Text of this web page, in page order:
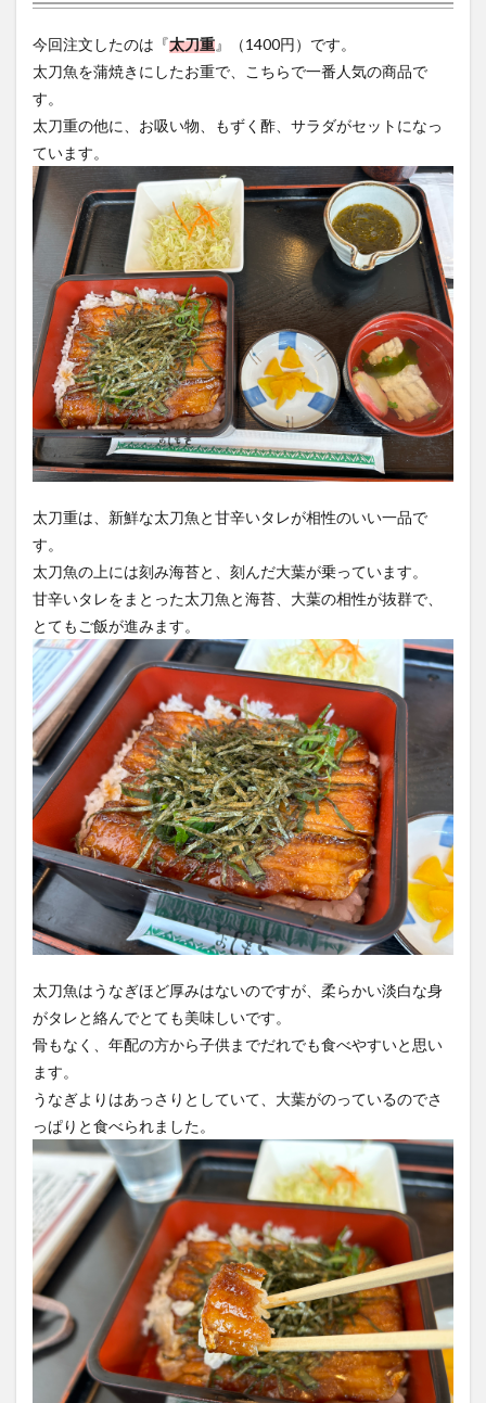
今回注文したのは『太刀重』（1400円）です。
太刀魚を蒲焼きにしたお重で、こちらで一番人気の商品で
す。
太刀重の他に、お吸い物、もずく酢、サラダがセットになっ
ています。
太刀重は、新鮮な太刀魚と甘辛いタレが相性のいい一品で
す。
太刀魚の上には刻み海苔と、刻んだ大葉が乗っています。
甘辛いタレをまとった太刀魚と海苔、大葉の相性が抜群で、
とてもご飯が進みます。
太刀魚はうなぎほど厚みはないのですが、柔らかい淡白な身
がタレと絡んでとても美味しいです。
骨もなく、年配の方から子供までだれでも食べやすいと思い
ます。
うなぎよりはあっさりとしていて、大葉がのっているのでさ
っぱりと食べられました。